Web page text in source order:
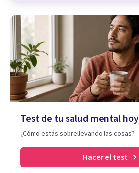
Test de tu salud mental hoy
¿Cómo estás sobrellevando las cosas?
Hacer el test